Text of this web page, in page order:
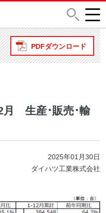
PDFダウンロード
月 生産･販売･輸
2025年01月30日
ダイハツ工業株式会社